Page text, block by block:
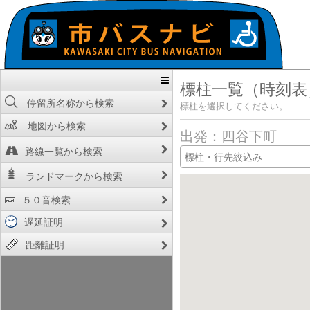
標柱一覧（時刻
標柱を選択してください。
出発：四谷下町
停留所名称から検索
地図から検索
路線一覧から検索
ランドマークから検索
５０音検索
遅延証明
距離証明